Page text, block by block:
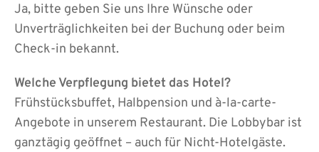
Ja, bitte geben Sie uns Ihre Wünsche oder
Unverträglichkeiten bei der Buchung oder beim
Check-in bekannt.
Welche Verpflegung bietet das Hotel?
Frühstücksbuffet, Halbpension und à-la-carte-
Angebote in unserem Restaurant. Die Lobbybar ist
ganztägig geöffnet – auch für Nicht-Hotelgäste.